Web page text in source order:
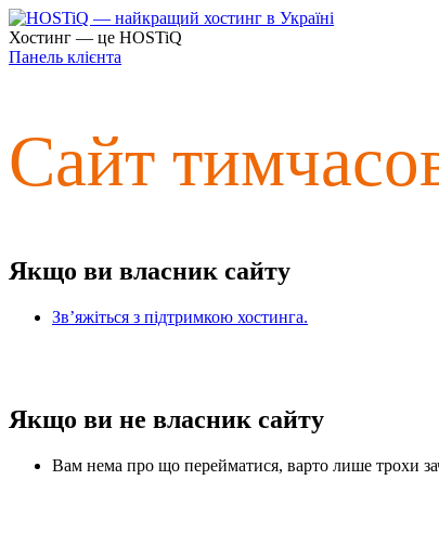
Хостинг — це HOSTiQ
Панель клієнта
Сайт
Якщо ви власник сайту
Зв’яжіться з підтримкою хостинга.
Якщо ви не власник сайту
Вам нема про що перейматися, варто лише трохи